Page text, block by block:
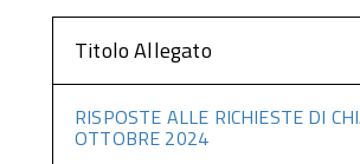
Titolo Allegato
RISPOSTE ALLE RICHIESTE DI
OTTOBRE 2024